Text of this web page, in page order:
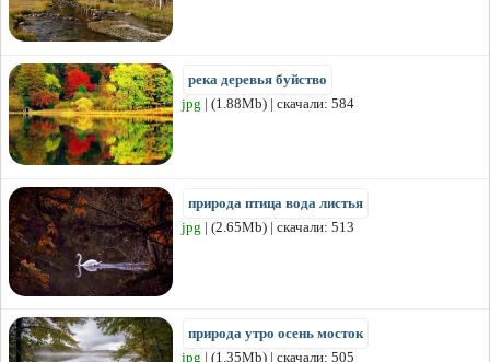
река деревья буйство
jpg | (1.88Mb) | скачали: 584
природа птица вода листья
jpg | (2.65Mb) | скачали: 513
природа утро осень мосток
jpg | (1.35Mb) | скачали: 505